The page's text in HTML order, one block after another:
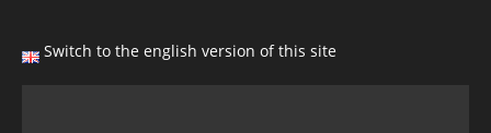
Switch to the english version of this site